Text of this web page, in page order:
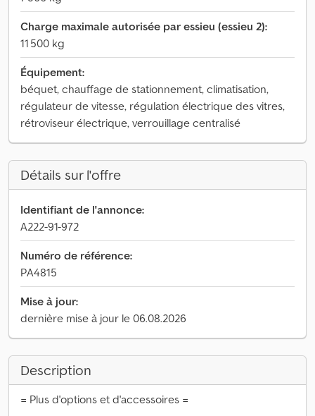
Charge maximale autorisée par essieu (essieu 2):
11 500 kg
Équipement:
béquet, chauffage de stationnement, climatisation,
régulateur de vitesse, régulation électrique des vitres,
rétroviseur électrique, verrouillage centralisé
Détails sur l'offre
Identifiant de l'annonce:
A222-91-972
Numéro de référence:
PA4815
Mise à jour:
dernière mise à jour le 06.08.2026
Description
= Plus d'options et d'accessoires =